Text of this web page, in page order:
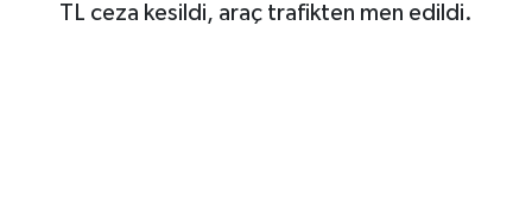
TL ceza kesildi, araç trafikten men edildi.
EKONOMİ
Tüm Manşetler